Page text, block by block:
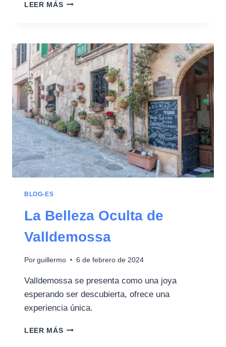
LEER MÁS
BLOG-ES
La Belleza Oculta de
Valldemossa
Por guillermo 6 de febrero de 2024
Valldemossa se presenta como una joya
esperando ser descubierta, ofrece una
experiencia única.
LEER MÁS